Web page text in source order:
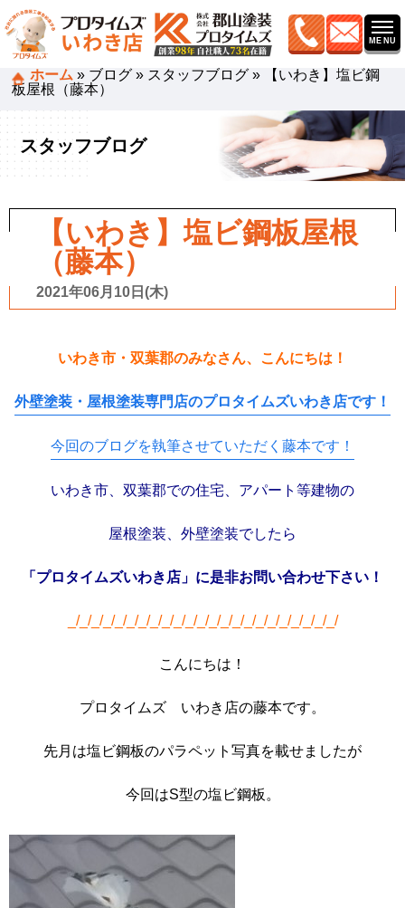
ホーム » ブログ » スタッフブログ »
【いわき】塩ビ鋼
板屋根（藤本）
スタッフブログ
【いわき】塩ビ鋼板屋根
（藤本）
2021年06月10日(木)
いわき市・双葉郡のみなさん、こんにちは！
外壁塗装・屋根塗装専門店のプロタイムズいわき店です！
今回のブログを執筆させていただく藤本です！
いわき市、双葉郡での住宅、アパート等建物の
屋根塗装、外壁塗装でしたら
「プロタイムズいわき店」に是非お問い合わせ下さい！
_/_/_/_/_/_/_/_/_/_/_/_/_/_/_/_/_/_/_/_/_/_/_/
こんにちは！
プロタイムズ いわき店の藤本です。
先月は塩ビ鋼板のパラペット写真を載せましたが
今回はS型の塩ビ鋼板。